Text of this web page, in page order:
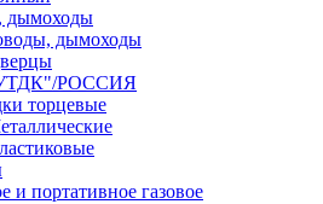
дымоходы
дымоходы
РОССИЯ
торцевые
и портативное газовое